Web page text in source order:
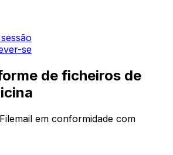
se
de ficheiros de
em conformidade com